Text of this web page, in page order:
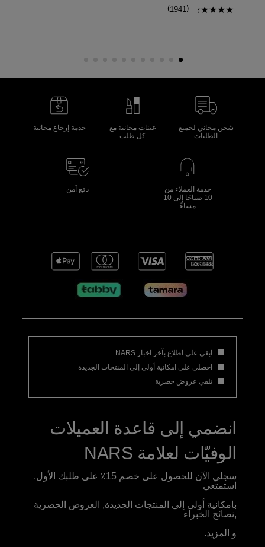
(
1941
)
شحن مجاني لجميع
الطلبات
عينات مجانية مع
كل طلب
خدمة إرجاع مجانية
خدمة العملاء من
10 صباحًا إلى 10
مساءً
دفع آمن
ابقي على اطلاع بآخر اخبار NARS
احصلي على امكانية أولى إلى المنتجات الجديدة
تلقي عروض حصرية
انضمي إلى قاعدة العميلات
الوفيّات لعلامة NARS
سجلي الآن للحصول على خصم 15٪ على طلبك الأول.
استمتعي
بامكانية أولى إلى المنتجات الجديدة, العروض الحصرية
,نصائح الخبراء
و المزيد.